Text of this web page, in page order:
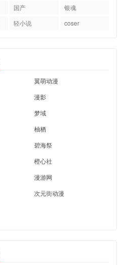
国产
银魂
轻小说 coser
翼萌动漫
漫影
梦域
柚栖
碧海祭
橙心社
漫游网
次元街动漫